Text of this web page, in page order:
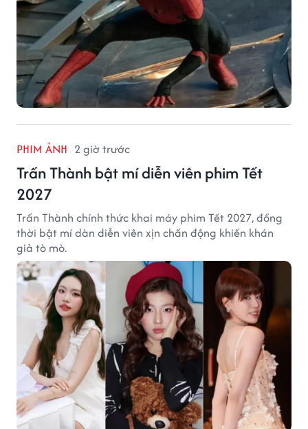
PHIM ẢNH 2 giờ trước
Trấn Thành bật mí diễn viên phim Tết
2027
Trấn Thành chính thức khai máy phim Tết 2027, đồng
thời bật mí dàn diễn viên xịn chấn động khiến khán
giả tò mò.